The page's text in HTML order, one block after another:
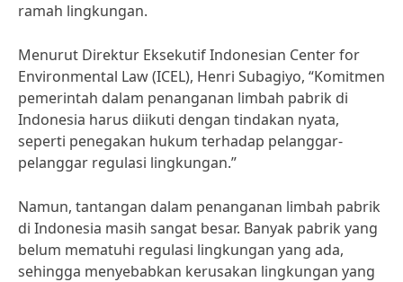
ramah lingkungan.
Menurut Direktur Eksekutif Indonesian Center for
Environmental Law (ICEL), Henri Subagiyo, “Komitmen
pemerintah dalam penanganan limbah pabrik di
Indonesia harus diikuti dengan tindakan nyata,
seperti penegakan hukum terhadap pelanggar-
pelanggar regulasi lingkungan.”
Namun, tantangan dalam penanganan limbah pabrik
di Indonesia masih sangat besar. Banyak pabrik yang
belum mematuhi regulasi lingkungan yang ada,
sehingga menyebabkan kerusakan lingkungan yang